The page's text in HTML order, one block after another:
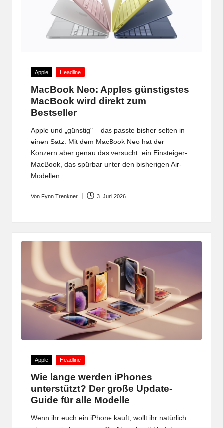
Posted
Apple Headline
MacBook Neo: Apples günstigstes
MacBook wird direkt zum
Bestseller
Apple und „günstig" – das passte bisher selten in
einen Satz. Mit dem MacBook Neo hat der
Konzern aber genau das versucht: ein Einsteiger-
MacBook, das spürbar unter den bisherigen Air-
Modellen…
Posted
Von Fynn Trenkner 3. Juni 2026
Posted
Apple Headline
Wie lange werden iPhones
unterstützt? Der große Update-
Guide für alle Modelle
Wenn ihr euch ein iPhone kauft, wollt ihr natürlich